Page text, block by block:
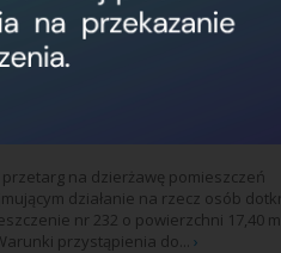
na działalność
na dzierżawę pomieszczeń
działanie na rzecz osób
nr 232 o powierzchni 17,40
przystąpienia do... ›